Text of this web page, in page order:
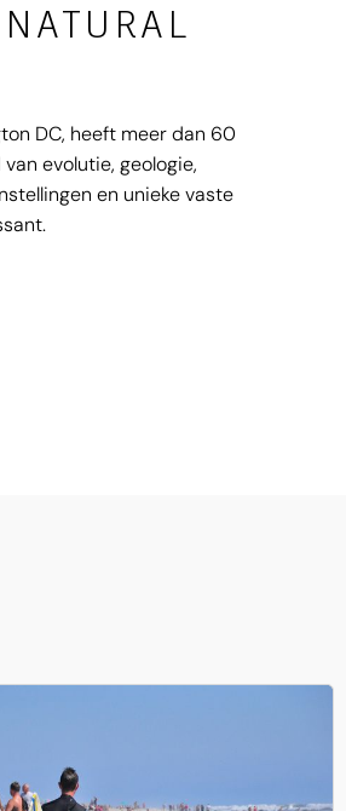
DC, heeft meer dan 60
evolutie, geologie,
en unieke vaste